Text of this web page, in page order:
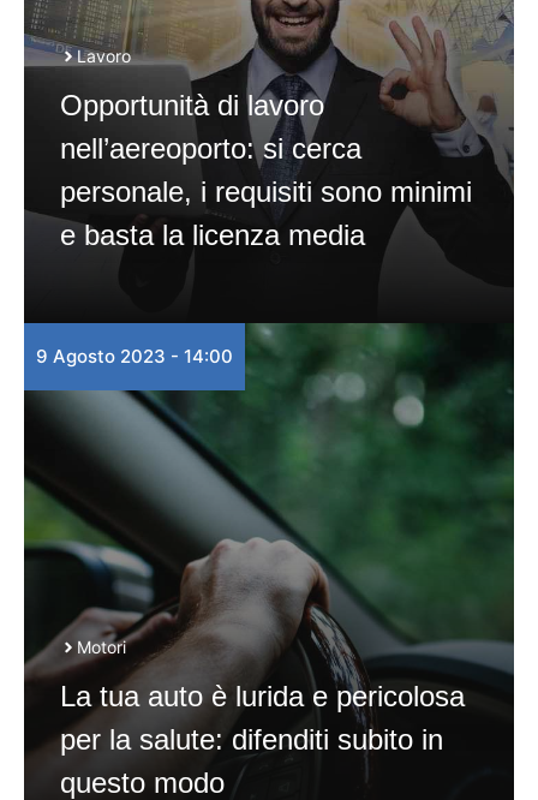
Lavoro
Opportunità di lavoro
nell’aereoporto: si cerca
personale, i requisiti sono minimi
e basta la licenza media
9 Agosto 2023 - 14:00
Motori
La tua auto è lurida e pericolosa
per la salute: difenditi subito in
questo modo